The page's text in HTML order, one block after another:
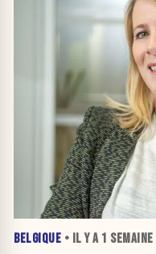
BELGIQUE • IL Y A 1 SEMAINE